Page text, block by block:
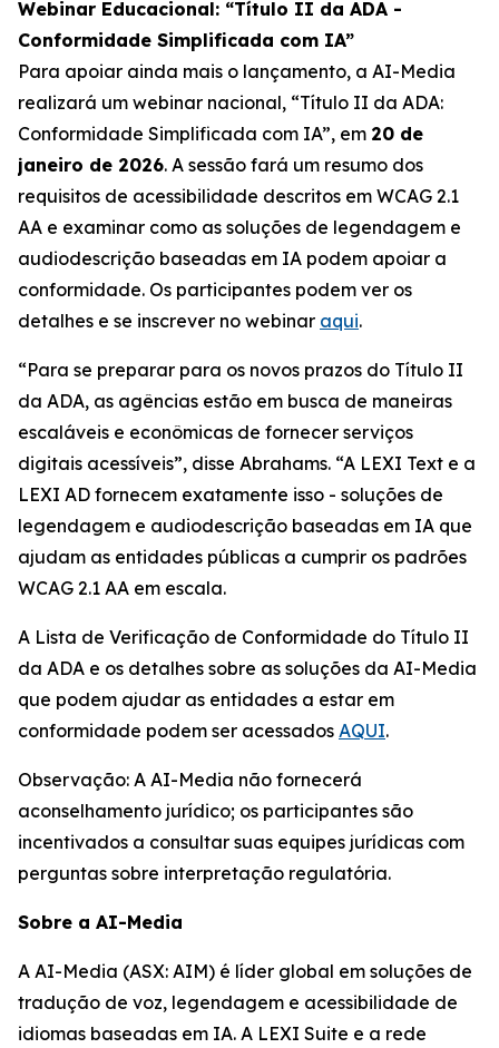
Webinar Educacional: “Título II da ADA -
Conformidade Simplificada com IA”
Para apoiar ainda mais o lançamento, a AI-Media
realizará um webinar nacional, “Título II da ADA:
Conformidade Simplificada com IA”, em 20 de
janeiro de 2026. A sessão fará um resumo dos
requisitos de acessibilidade descritos em WCAG 2.1
AA e examinar como as soluções de legendagem e
audiodescrição baseadas em IA podem apoiar a
conformidade. Os participantes podem ver os
detalhes e se inscrever no webinar aqui.
“Para se preparar para os novos prazos do Título II
da ADA, as agências estão em busca de maneiras
escaláveis e econômicas de fornecer serviços
digitais acessíveis”, disse Abrahams. “A LEXI Text e a
LEXI AD fornecem exatamente isso - soluções de
legendagem e audiodescrição baseadas em IA que
ajudam as entidades públicas a cumprir os padrões
WCAG 2.1 AA em escala.
A Lista de Verificação de Conformidade do Título II
da ADA e os detalhes sobre as soluções da AI-Media
que podem ajudar as entidades a estar em
conformidade podem ser acessados AQUI.
Observação: A AI-Media não fornecerá
aconselhamento jurídico; os participantes são
incentivados a consultar suas equipes jurídicas com
perguntas sobre interpretação regulatória.
Sobre a AI-Media
A AI-Media (ASX: AIM) é líder global em soluções de
tradução de voz, legendagem e acessibilidade de
idiomas baseadas em IA. A LEXI Suite e a rede